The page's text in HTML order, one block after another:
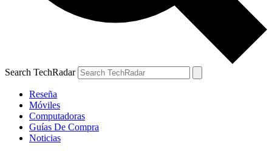
Search TechRadar
Reseña
Móviles
Computadoras
Guías De Compra
Noticias